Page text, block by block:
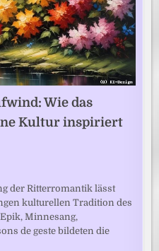
Wie das
Kultur inspiriert
der Ritterromantik lässt
kulturellen Tradition des
Minnesang,
de geste bildeten die